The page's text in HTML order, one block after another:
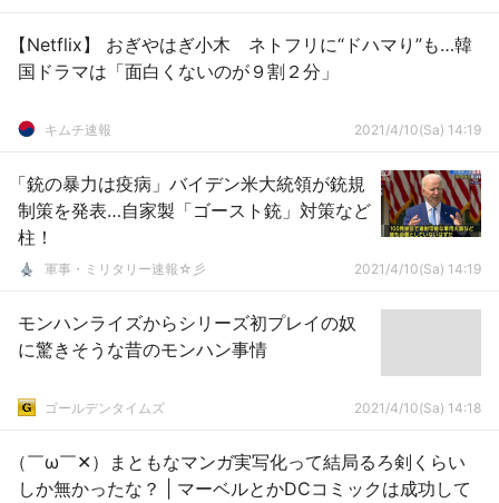
【Netflix】 おぎやはぎ小木 ネトフリに“ドハマり”も…韓
国ドラマは「面白くないのが９割２分」
キムチ速報 2021/4/10(Sa) 14:19
「銃の暴力は疫病」バイデン米大統領が銃規
制策を発表…自家製「ゴースト銃」対策など
柱！
軍事・ミリタリー速報☆彡 2021/4/10(Sa) 14:19
モンハンライズからシリーズ初プレイの奴
に驚きそうな昔のモンハン事情
ゴールデンタイムズ 2021/4/10(Sa) 14:18
（￣ω￣✕）まともなマンガ実写化って結局るろ剣くらい
しか無かったな？ | マーベルとかDCコミックは成功して